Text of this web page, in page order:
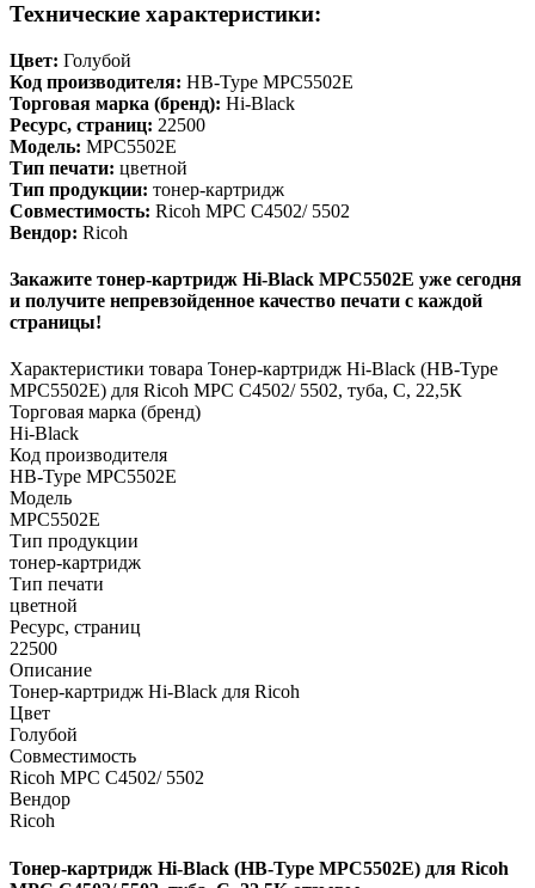
Технические характеристики:
Цвет: Голубой
Код производителя: HB-Type MPC5502E
Торговая марка (бренд): Hi-Black
Ресурс, страниц: 22500
Модель: MPC5502E
Тип печати: цветной
Тип продукции: тонер-картридж
Совместимость: Ricoh MPС C4502/ 5502
Вендор: Ricoh
Закажите тонер-картридж Hi-Black MPC5502E уже сегодня
и получите непревзойденное качество печати с каждой
страницы!
Характеристики товара Тонер-картридж Hi-Black (HB-Type
MPC5502E) для Ricoh MPС C4502/ 5502, туба, C, 22,5К
Торговая марка (бренд)
Hi-Black
Код производителя
HB-Type MPC5502E
Модель
MPC5502E
Тип продукции
тонер-картридж
Тип печати
цветной
Ресурс, страниц
22500
Описание
Тонер-картридж Hi-Black для Ricoh
Цвет
Голубой
Совместимость
Ricoh MPС C4502/ 5502
Вендор
Ricoh
Тонер-картридж Hi-Black (HB-Type MPC5502E) для Ricoh